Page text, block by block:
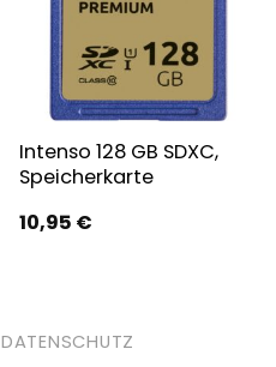
Intenso 128 GB SDXC,
Speicherkarte
10,95 €
DATENSCHUTZ